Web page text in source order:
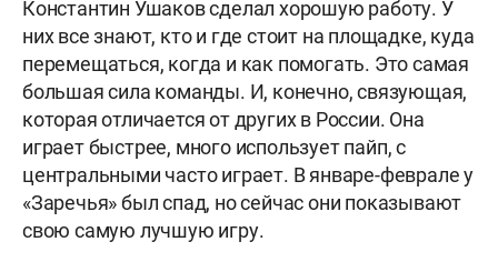
Константин Ушаков сделал хорошую работу. У
них все знают, кто и где стоит на площадке, куда
перемещаться, когда и как помогать. Это самая
большая сила команды. И, конечно, связующая,
которая отличается от других в России. Она
играет быстрее, много использует пайп, с
центральными часто играет. В январе-феврале у
«Заречья» был спад, но сейчас они показывают
свою самую лучшую игру.